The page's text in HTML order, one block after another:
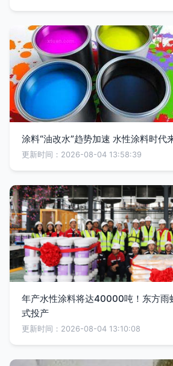
涂料“油改水”趋势加速 水性涂料时代
更新时间：2026-08-04 13:58:39
年产水性涂料将达40000吨！东方雨
式投产
更新时间：2026-08-04 13:10:08